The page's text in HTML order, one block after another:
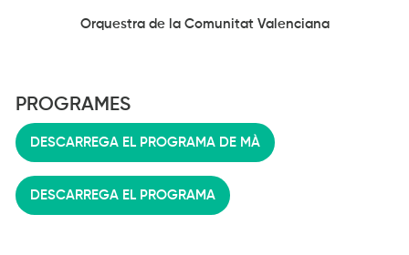
Orquestra de la Comunitat Valenciana
PROGRAMES
DESCARREGA EL PROGRAMA DE MÀ
DESCARREGA EL PROGRAMA